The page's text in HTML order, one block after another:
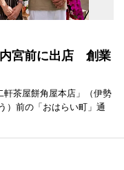
内宮前に出店 創業
茶屋餅角屋本店」（伊勢
）前の「おはらい町」通